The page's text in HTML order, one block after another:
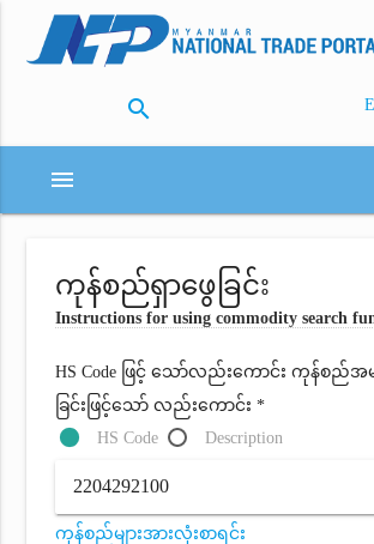
search
menu
ကုန်စည်ရှာဖွေခြင်း
Instructions for using commodity search
HS Code ဖြင့် သော်လည်းကောင်း ကုန်စ
ခြင်းဖြင့်သော် လည်းကောင်း *
HS Code
Description
ကုန်စည်များအားလုံးစာရင်း